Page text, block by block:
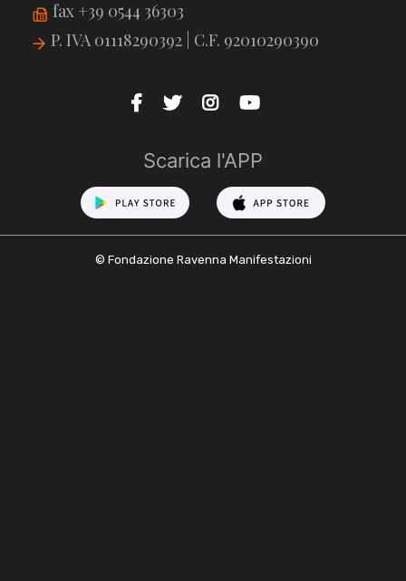
fax +39 0544 36303
P. IVA 01118290392 | C.F. 92010290390
Scarica l'APP
© Fondazione Ravenna Manifestazioni